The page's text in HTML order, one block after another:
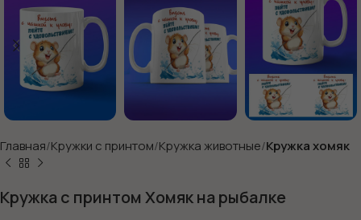
Главная Кружки с принтом Кружка животные Кружка хомяк
Кружка с принтом Хомяк на рыбалке